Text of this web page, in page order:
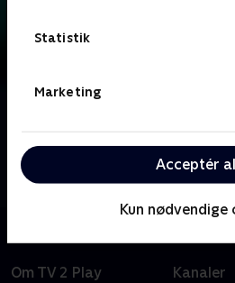
Statistik
Marketing
Acceptér
Kun nødvendige
skal bluffe, gætte, købe og
masse loppefund i håbet om
Om TV 2 Play Kanaler